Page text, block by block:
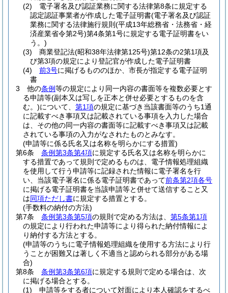
(2)
電子署名及び認証業務に関する法律第8条に規定する
認定認証事業者が作成した電子証明書(電子署名及び認証
業務に関する法律施行規則 (平成13年総務省・法務省・経
済産業省令第2号)第4条第1号に規定する電子証明書をい
う。)
(3)
商業登記法(昭和38年法律第125号)第12条の2第1項及
び第3項の規定により登記官が作成した電子証明書
(4)
前3号に掲げるもののほか、市長が指定する電子証明
書
3
他の条例等の規定により同一内容の書面等を複数必要とす
る申請等(副本又は写しを正本と併せ必要とするものを含
む。)について、 第1項の規定に基づき当該書面等のうち1通
に記載すべき事項又は記載されている事項を入力した場合
は、その他の同一内容の書面等に記載すべき事項又は記載
されている事項の入力がなされたものとみなす。
(申請等に係る氏名又は名称を明らかにする措置)
第6条
条例第3条第4項に規定する氏名又は名称を明らかに
する措置であって規則で定めるものは、電子情報処理組織
を使用して行う申請等に記録された情報に電子署名を行
い、当該電子署名に係る電子証明書であって前条第2項各号
に掲げる電子証明書を当該申請等と併せて送信すること又
は同項ただし書に規定する措置とする。
(手数料の納付の方法)
第7条
条例第3条第5項の規則で定める方法は、 第5条第1項
の規定により行われた申請等により得られた納付情報によ
り納付する方法とする。
(申請等のうちに電子情報処理組織を使用する方法により行
うことが困難又は著しく不適当と認められる部分がある場
合)
第8条
条例第3条第6項に規定する規則で定める場合は、次
に掲げる場合とする。
(1)
申請等をする者について対面により本人確認をするべ